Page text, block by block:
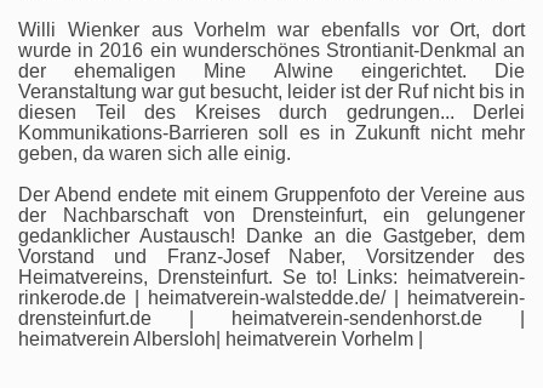
Willi Wienker aus Vorhelm war ebenfalls vor Ort, dort
wurde in 2016 ein wunderschönes Strontianit-Denkmal an
der ehemaligen Mine Alwine eingerichtet. Die
Veranstaltung war gut besucht, leider ist der Ruf nicht bis in
diesen Teil des Kreises durch gedrungen... Derlei
Kommunikations-Barrieren soll es in Zukunft nicht mehr
geben, da waren sich alle einig.
Der Abend endete mit einem Gruppenfoto der Vereine aus
der Nachbarschaft von Drensteinfurt, ein gelungener
gedanklicher Austausch! Danke an die Gastgeber, dem
Vorstand und Franz-Josef Naber, Vorsitzender des
Heimatvereins, Drensteinfurt. Se to! Links: heimatverein-
rinkerode.de | heimatverein-walstedde.de/ | heimatverein-
drensteinfurt.de | heimatverein-sendenhorst.de |
heimatverein Albersloh| heimatverein Vorhelm |